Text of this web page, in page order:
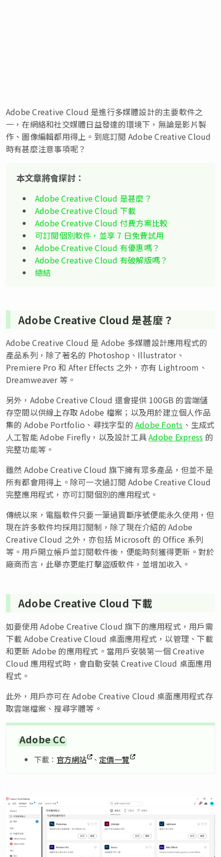
Adobe Creative Cloud 是進行多媒體設計的主要軟件之
一，在網絡和社交媒體日益發達的環境下，無論是影片製
作、圖像編輯都用得上。到底訂閱 Adobe Creative Cloud
時有甚麼注意事項呢？
本文章將會探討：
Adobe Creative Cloud 是甚麼？
Adobe Creative Cloud 下載
Adobe Creative Cloud 付費方案比較
可訂閱個別軟件，並享 7 日免費試用
Adobe Creative Cloud 有優惠嗎？
Adobe Creative Cloud 有破解版嗎？
總結
Adobe Creative Cloud 是甚麼？
Adobe Creative Cloud 是 Adobe 多媒體設計應用程式的
產品系列，除了著名的 Photoshop、Illustrator、
Premiere Pro 和 After Effects 之外，亦有 Lightroom、
Dreamweaver 等。
另外，Adobe Creative Cloud 還會提供 100GB 的雲端儲
存空間以供線上存取 Adobe 檔案；以及用於建立個人作品
集的 Adobe Portfolio、尋找字型的 Adobe Fonts 、生成式
人工智能 Adobe Firefly，以及設計工具Adobe Express 的
完整功能等。
雖然 Adobe Creative Cloud 旗下擁有眾多產品，但並不是
所有都會用得上。除可一次過訂閱 Adobe Creative Cloud
完整應用程式，亦可訂閱個別的應用程式。
傳統以來，電腦軟件只要一筆過買斷序號便能永久使用，但
現在許多軟件均採用訂閱制，除了現在介紹的 Adobe
Creative Cloud 之外，亦包括 Microsoft 的 Office 系列
等。用戶開立帳戶並訂閱軟件後，便能時刻獲得更新。對於
廠商而言，此舉亦更能打擊盜版軟件，並增加收入。
Adobe Creative Cloud 下載
如要使用 Adobe Creative Cloud 旗下的應用程式，用戶需
下載 Adobe Creative Cloud 桌面應用程式，以管理、下載
和更新 Adobe 的應用程式。當用戶安裝第一個 Creative
Cloud 應用程式時，會自動安裝 Creative Cloud 桌面應用
程式。
此外，用戶亦可在 Adobe Creative Cloud 桌面應用程式存
取雲端檔案、搜尋字體等。
Adobe CC
下載： 官方網站 、 定價一覽